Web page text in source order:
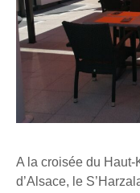
A la croisée du
d’Alsace, le